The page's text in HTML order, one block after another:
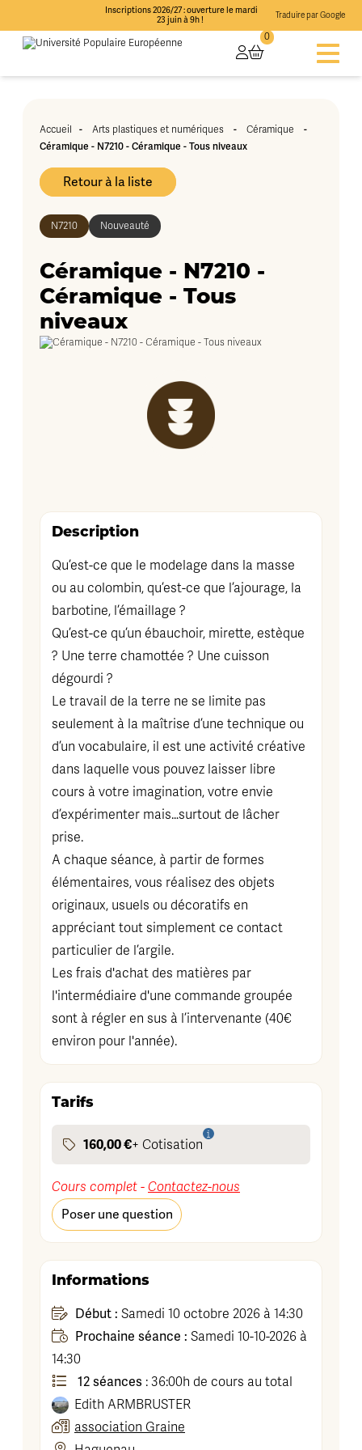
Inscriptions 2026/27 : ouverture le mardi
23 juin à 9h !
Traduire par Google
0
Accueil - Arts plastiques et numériques - Céramique
-
Céramique - N7210 - Céramique - Tous niveaux
Retour à la liste
N7210 Nouveauté
Céramique - N7210 -
Céramique - Tous
niveaux
Description
Qu’est-ce que le modelage dans la masse
ou au colombin, qu’est-ce que l’ajourage, la
barbotine, l’émaillage ?
Qu’est-ce qu’un ébauchoir, mirette, estèque
? Une terre chamottée ? Une cuisson
dégourdi ?
Le travail de la terre ne se limite pas
seulement à la maîtrise d’une technique ou
d’un vocabulaire, il est une activité créative
dans laquelle vous pouvez laisser libre
cours à votre imagination, votre envie
d’expérimenter mais…surtout de lâcher
prise.
A chaque séance, à partir de formes
élémentaires, vous réalisez des objets
originaux, usuels ou décoratifs en
appréciant tout simplement ce contact
particulier de l’argile.
Les frais d'achat des matières par
l'intermédiaire d'une commande groupée
sont à régler en sus à l’intervenante (40€
environ pour l'année).
Tarifs
160,00 €+ Cotisation
Cours complet - Contactez-nous
Poser une question
Informations
Début : Samedi 10 octobre 2026 à 14:30
Prochaine séance : Samedi 10-10-2026 à
14:30
12 séances : 36:00h de cours au total
Edith ARMBRUSTER
association Graine